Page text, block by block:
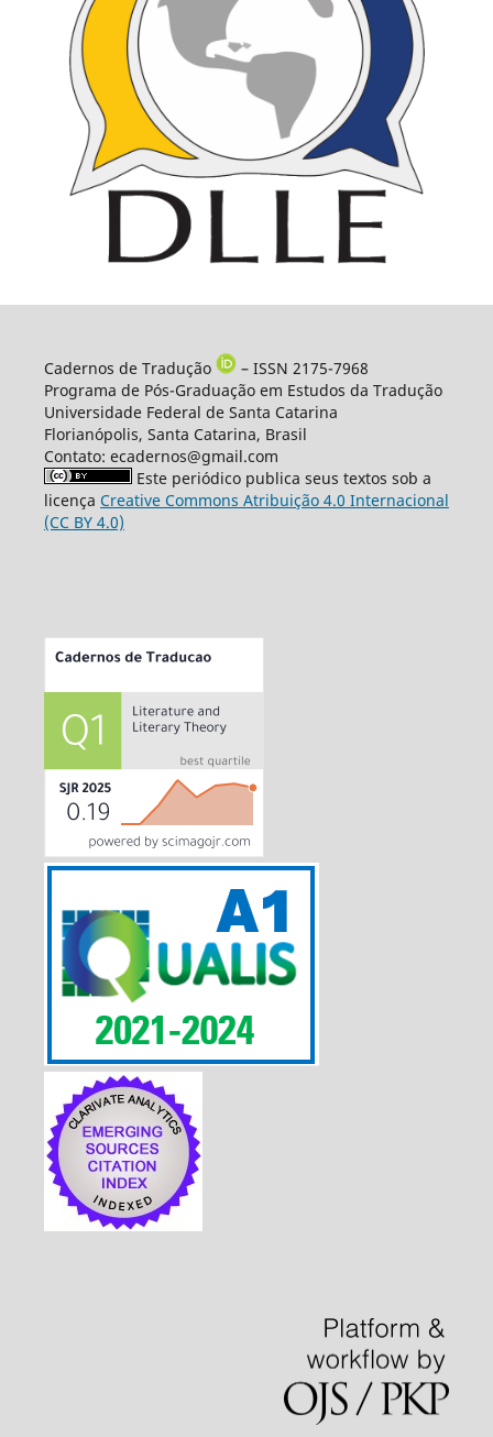
Cadernos de Tradução
– ISSN 2175-7968
Programa de Pós-Graduação em Estudos da Tradução
Universidade Federal de Santa Catarina
Florianópolis, Santa Catarina, Brasil
Contato: ecadernos@gmail.com
Este periódico publica seus textos sob a
licença Creative Commons Atribuição 4.0 Internacional
(CC BY 4.0)